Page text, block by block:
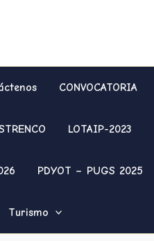
CONVOCATORIA
LOTAIP-2023
PDYOT – PUGS 2025
Turismo